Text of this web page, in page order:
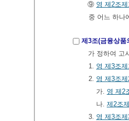
⑨ 영 제2조
중 어느 하나
제3조(금융상품
가 정하여 고
1. 영 제3조
2. 영 제3조
가. 영 제2
나. 제2조
3. 영 제3조